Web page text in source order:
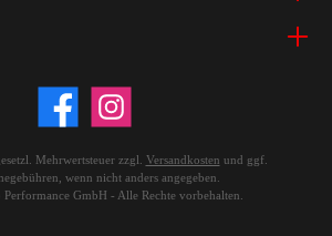
Mehrwertsteuer zzgl. Versandkosten und ggf.
wenn nicht anders angegeben.
GmbH - Alle Rechte vorbehalten.